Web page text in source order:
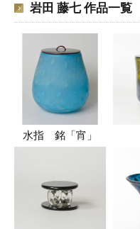
岩田 藤七 作品一覧
水指 銘「宵」